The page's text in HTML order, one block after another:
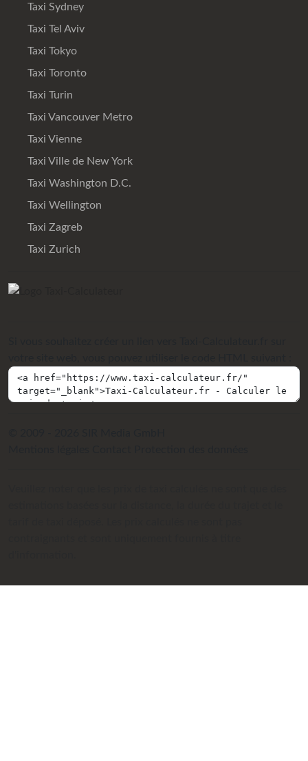
Taxi Sydney
Taxi Tel Aviv
Taxi Tokyo
Taxi Toronto
Taxi Turin
Taxi Vancouver Metro
Taxi Vienne
Taxi Ville de New York
Taxi Washington D.C.
Taxi Wellington
Taxi Zagreb
Taxi Zurich